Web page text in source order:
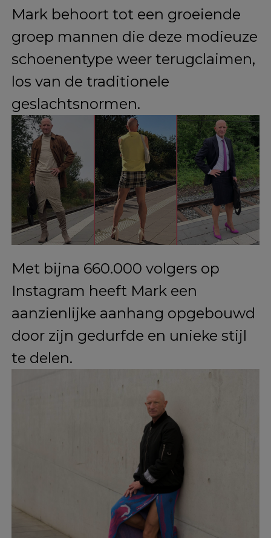
tegenwoordig worden hakken
bijna uitsluitend met vrouwen
geassocieerd.
Mark behoort tot een groeiende
groep mannen die deze modieuze
schoenentype weer terugclaimen,